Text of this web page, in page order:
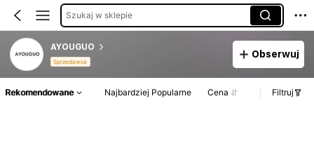
Szukaj w sklepie
AYOUGUO
Sprzedawca
Obserwuj
Rekomendowane Najbardziej Popularne Cena Filtruj